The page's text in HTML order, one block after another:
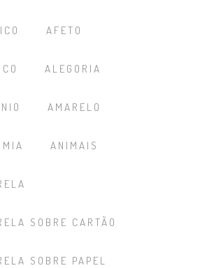
AFETO
ALEGORIA
AMARELO
ANIMAIS
SOBRE CARTÃO
SOBRE PAPEL